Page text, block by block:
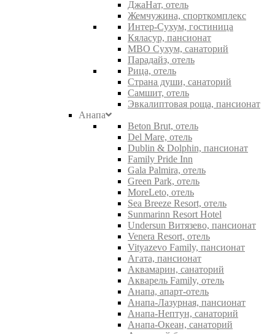
ДжаНат, отель
Жемчужина, спорткомплекс
Интер-Сухум, гостиница
Кяласур, пансионат
МВО Сухум, санаторий
Парадайз, отель
Рица, отель
Страна души, санаторий
Самшит, отель
Эвкалиптовая роща, пансионат
Анапа
Beton Brut, отель
Del Mare, отель
Dublin & Dolphin, пансионат
Family Pride Inn
Gala Palmira, отель
Green Park, отель
MoreLeto, отель
Sea Breeze Resort, отель
Sunmarinn Resort Hotel
Undersun Витязево, пансионат
Venera Resort, отель
Vityazevo Family, пансионат
Агата, пансионат
Аквамарин, санаторий
Акварель Family, отель
Анапа, апарт-отель
Анапа-Лазурная, пансионат
Анапа-Нептун, санаторий
Анапа-Океан, санаторий